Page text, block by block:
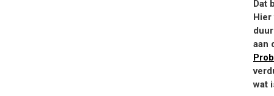
Dat
Hier
aan
wat